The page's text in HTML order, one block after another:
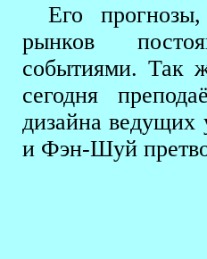
Его
рынков
событиями. Так
сегодня
дизайна ведущих
и Фэн-Шуй